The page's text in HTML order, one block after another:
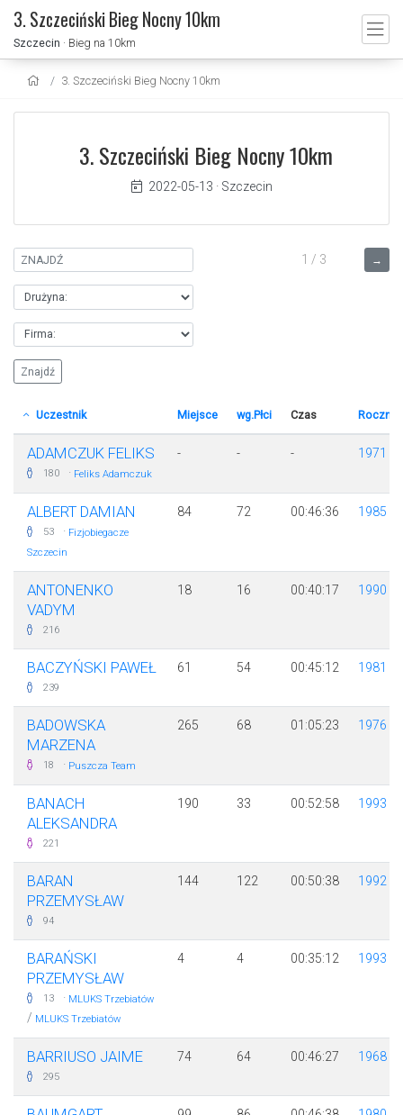
3. Szczeciński Bieg Nocny 10km
Szczecin · Bieg na 10km
3. Szczeciński Bieg Nocny 10km
3. Szczeciński Bieg Nocny 10km
2022-05-13 · Szczecin
→
1 / 3
Uczestnik Miejsce wg.Płci Czas Rocznik
ADAMCZUK FELIKS
180 · Feliks Adamczuk
- - - 1971
ALBERT DAMIAN
53 · Fizjobiegacze
Szczecin
84 72 00:46:36 1985
ANTONENKO
VADYM
216
18 16 00:40:17 1990
BACZYŃSKI PAWEŁ
239
61 54 00:45:12 1981
BADOWSKA
MARZENA
18 · Puszcza Team
265 68 01:05:23 1976
BANACH
ALEKSANDRA
221
190 33 00:52:58 1993
BARAN
PRZEMYSŁAW
94
144 122 00:50:38 1992
BARAŃSKI
PRZEMYSŁAW
13 · MLUKS Trzebiatów
/ MLUKS Trzebiatów
4 4 00:35:12 1993
BARRIUSO JAIME
295
74 64 00:46:27 1968